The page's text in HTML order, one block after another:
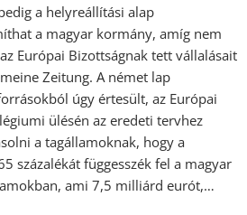
a helyreállítási alap
a magyar kormány, amíg nem
Európai Bizottságnak tett vállalásait
Zeitung. A német lap
úgy értesült, az Európai
ülésén az eredeti tervhez
a tagállamoknak, hogy a
százalékát függesszék fel a magyar
ami 7,5 milliárd eurót,…